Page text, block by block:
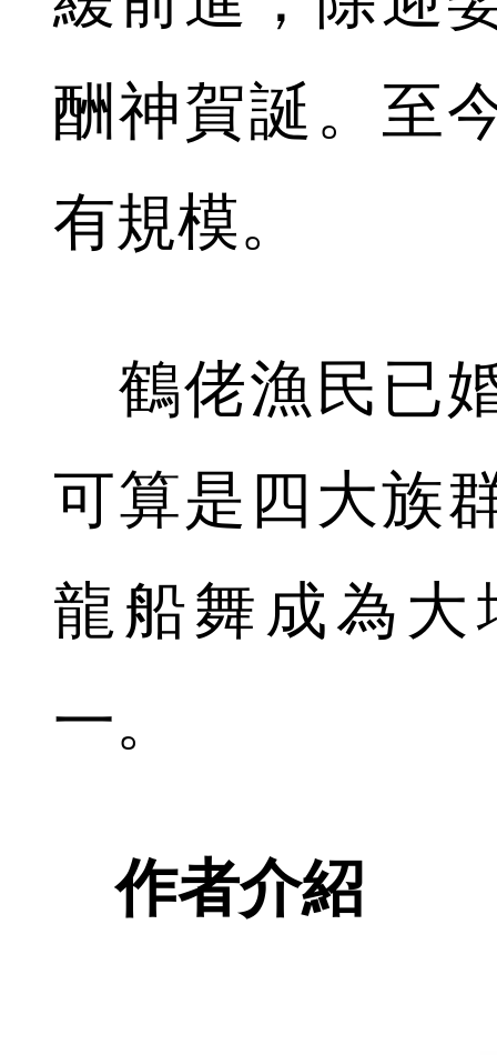
酬神賀誕。至
有規模。
鶴佬漁民已
可算是四大族
龍船舞成為
一。
作者介紹